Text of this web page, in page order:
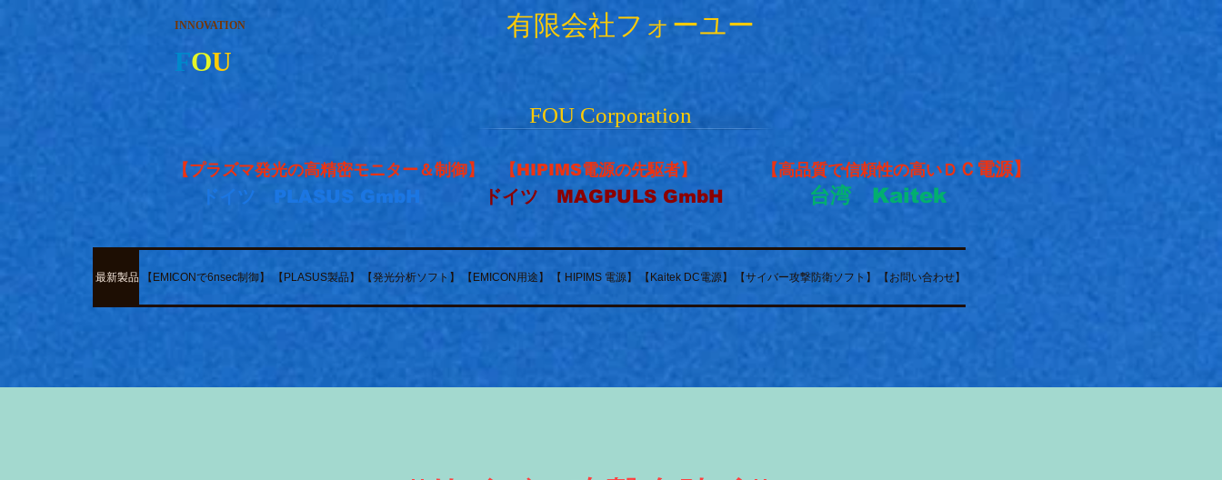
INNOVATION
FOU
有限会社フォーユー
FOU Corporation
【プラズマ発光の高精密モニター＆制御】 【HIPIMS電源の先駆者】 【高品質で信頼性の高いＤ Ｃ電源】
ドイツ PLASUS GmbH ドイツ MAGPULS GmbH 台湾 Kaitek
最新製品 【EMICONで6nsec制御】 【PLASUS製品】 【発光分析ソフト】 【EMICON用途】 【 HIPIMS 電源】 【Kaitek DC電源】 【サイバー攻撃防衛ソフト】 【お問い合わせ】